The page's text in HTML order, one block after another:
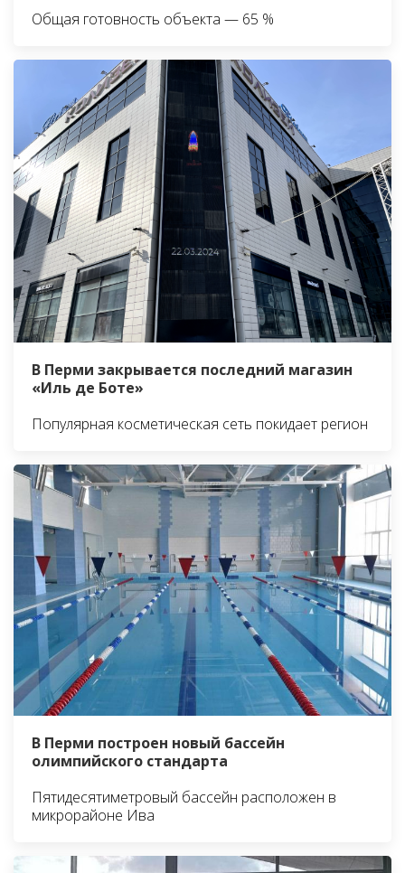
Общая готовность объекта — 65 %
В Перми закрывается последний магазин
«Иль де Боте»
Популярная косметическая сеть покидает регион
В Перми построен новый бассейн
олимпийского стандарта
Пятидесятиметровый бассейн расположен в
микрорайоне Ива